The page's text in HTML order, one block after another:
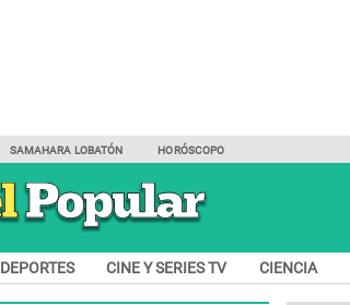
SAMAHARA LOBATÓN HORÓSCOPO
DEPORTES CINE Y SERIES TV CIENCIA